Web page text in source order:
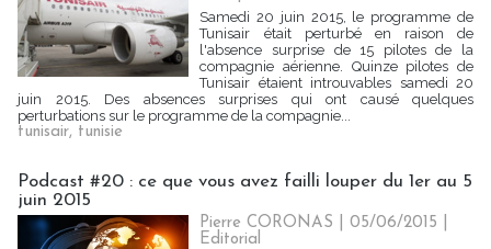
Samedi 20 juin 2015, le programme de
Tunisair était perturbé en raison de
l'absence surprise de 15 pilotes de la
compagnie aérienne. Quinze pilotes de
Tunisair étaient introuvables samedi 20
juin 2015. Des absences surprises qui ont causé quelques
perturbations sur le programme de la compagnie...
tunisair, tunisie
Podcast #20 : ce que vous avez failli louper du 1er au 5
juin 2015
Pierre CORONAS | 05/06/2015
Editorial